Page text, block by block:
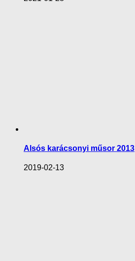
Alsós karácsonyi műsor 2013
2019-02-13